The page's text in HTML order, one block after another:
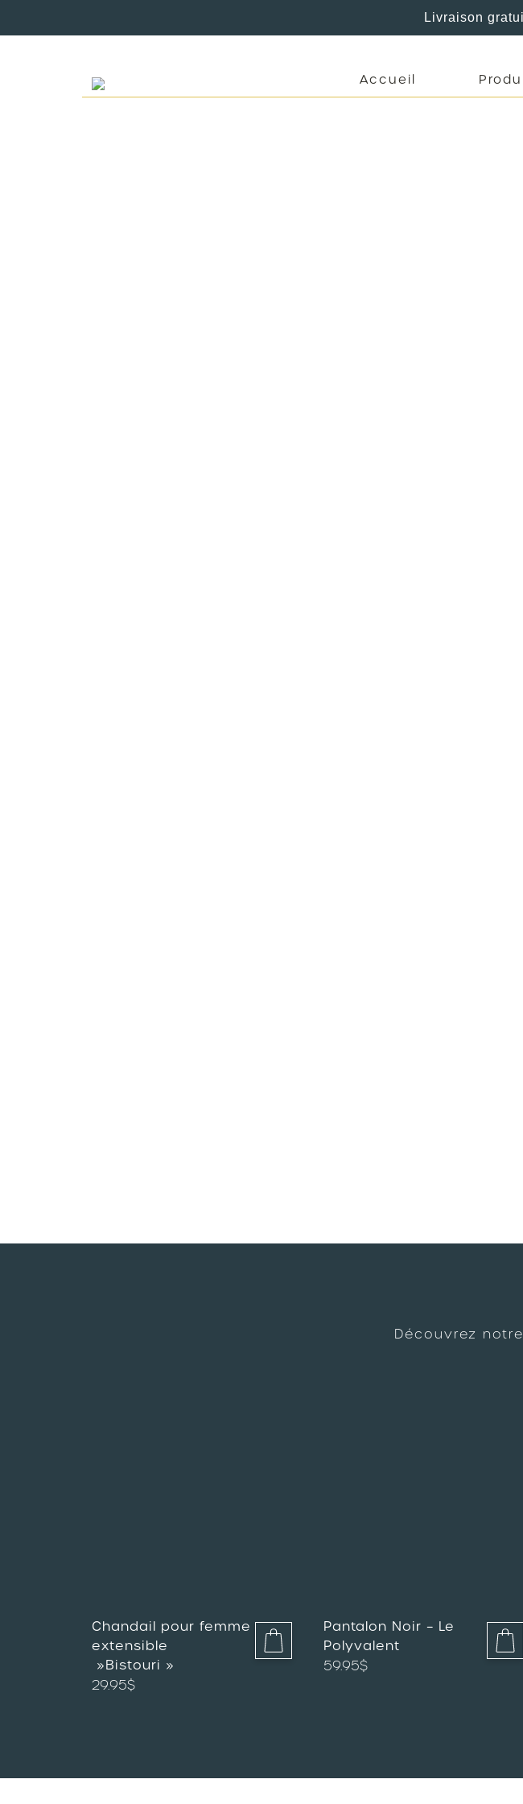
Livraison
Accueil
Découvrez
Chandail pour femme
extensible
»Bistouri »
29.95$
Pantalon Noir – Le
Polyvalent
59.95$